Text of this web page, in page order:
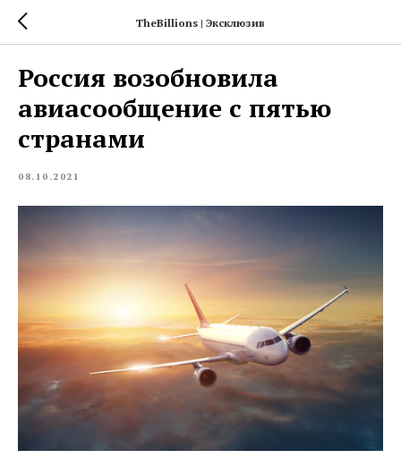
TheBillions | Эксклюзив
Россия возобновила
авиасообщение с пятью
странами
08.10.2021